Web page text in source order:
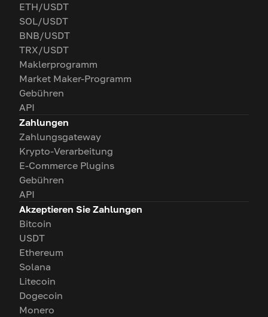
ETH/USDT
SOL/USDT
BNB/USDT
TRX/USDT
Maklerprogramm
Market Maker-Programm
Gebühren
API
Zahlungen
Zahlungsgateway
Krypto-Verarbeitung
E-Commerce Plugins
Gebühren
API
Akzeptieren Sie Zahlungen
Bitcoin
USDT
Ethereum
Solana
Litecoin
Dogecoin
Monero